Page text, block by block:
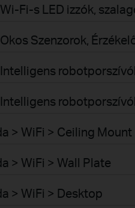
Fi-s LED izzók,
Szenzorok,
> WiFi > Ceiling Mount
> WiFi > Wall Plate
> WiFi > Desktop